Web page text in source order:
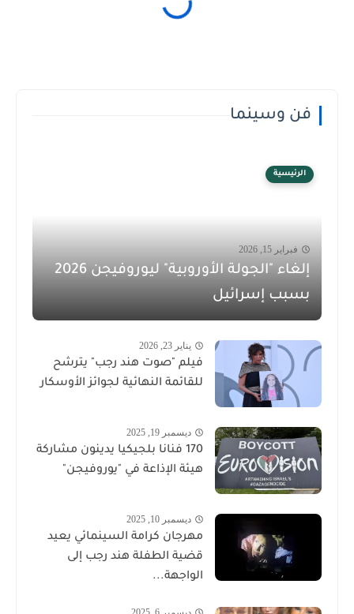
فن وسينما
الرئيسية
فبراير 15, 2026
إلغاء "الجولة الأوروبية" ليوروفيجن 2026
بسبب إسرائيل
يناير 23, 2026
فيلم "صوت هند رجب" يترشح
للقائمة النهائية لجوائز الأوسكار
ديسمبر 19, 2025
170 فنانا بلجيكيا يدينون مشاركة
هيئة الإذاعة في "يوروفيجن"
ديسمبر 10, 2025
مهرجان كرامة السينمائي يعيد
قضية الطفلة هند رجب إلى
الواجهة...